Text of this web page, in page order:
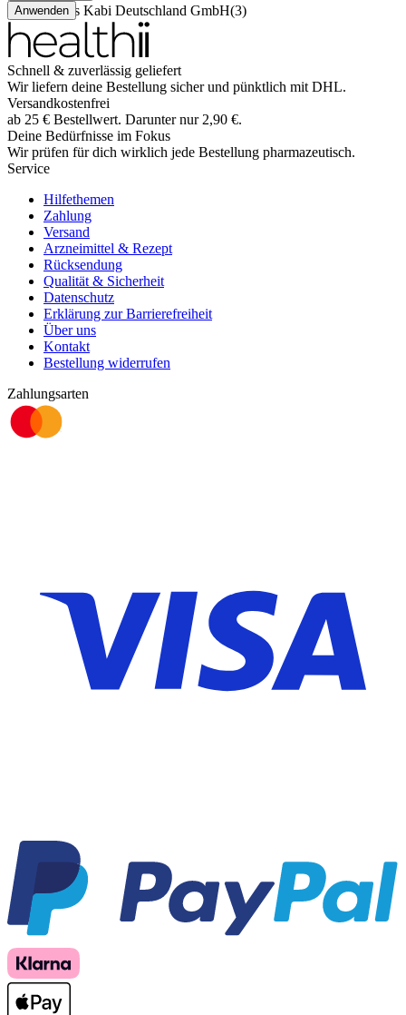
Fresenius Kabi Deutschland GmbH(3)
Anwenden
Schnell & zuverlässig geliefert
Wir liefern deine Bestellung sicher und pünktlich mit DHL.
Versandkostenfrei
ab 25 € Bestellwert. Darunter nur 2,90 €.
Deine Bedürfnisse im Fokus
Wir prüfen für dich wirklich jede Bestellung pharmazeutisch.
Service
Hilfethemen
Zahlung
Versand
Arzneimittel & Rezept
Rücksendung
Qualität & Sicherheit
Datenschutz
Erklärung zur Barrierefreiheit
Über uns
Kontakt
Bestellung widerrufen
Zahlungsarten